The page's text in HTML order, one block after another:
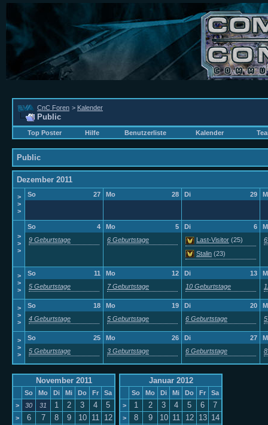
CnC Foren > Kalender
Public
Top Poster Hilfe Benutzerliste Kalender
Public
Dezember 2011
>
>
>
27
So 28
Mo 29
Di
>
>
>
4
So
9 Geburtstage
5
Mo
6 Geburtstage
6
Di
Last-Visitor (25)
Stalin (23)
>
>
>
11
So
5 Geburtstage
12
Mo
7 Geburtstage
13
Di
10 Geburtstage
>
>
>
18
So
4 Geburtstage
19
Mo
5 Geburtstage
20
Di
6 Geburtstage
>
>
>
25
So
5 Geburtstage
26
Mo
3 Geburtstage
27
Di
6 Geburtstage
November 2011
So Mo Di Mi Do Fr
Sa
>
30 31 1 2 3 4 5
> 6 7 8 9 10 11 12
Januar 2012
So Mo Di Mi Do Fr
Sa
>
1 2 3 4 5 6 7
> 8 9 10 11 12 13 14